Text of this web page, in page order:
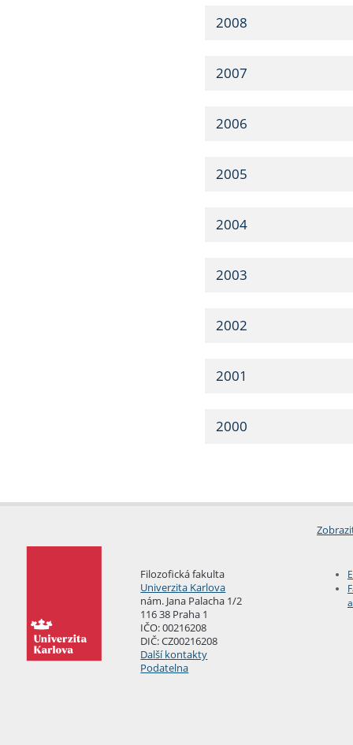
2008
2007
2006
2005
2004
2003
2002
2001
2000
Filozofická fakulta
Univerzita Karlova
nám. Jana Palacha 1/2
116 38 Praha 1
IČO: 00216208
DIČ: CZ00216208
Další kontakty
Podatelna